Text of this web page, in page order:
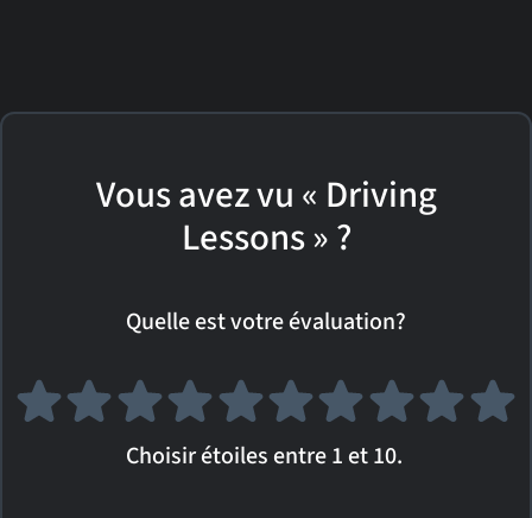
Vous avez vu « Driving
Lessons » ?
Quelle est votre évaluation?
Choisir étoiles entre 1 et 10.